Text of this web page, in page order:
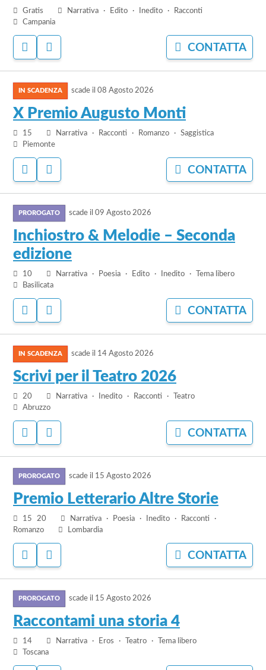
Gratis Narrativa Edito Inedito
Racconti
Campania
ACCEDI
PER
AGGIUNGERE
AI
PREFERITI
PER
NASCONDERE
IL
BANDO
CONTATTA
TROISI
MIGLIORE
COMICA
scade il 08 Agosto 2026
X Premio Augusto Monti
15 Narrativa Racconti Romanzo
Saggistica
Piemonte
ACCEDI
PER
AGGIUNGERE
AI
PREFERITI
PER
NASCONDERE
IL
BANDO
CONTATTA
bando
Premio
Augusto
Monti
scade il 09 Agosto 2026
Inchiostro & Melodie – Seconda
edizione
10 Narrativa Poesia Edito Inedito
Tema libero
Basilicata
ACCEDI
PER
AGGIUNGERE
AI
PREFERITI
PER
NASCONDERE
IL
BANDO
CONTATTA
bando
Inchiostro
Melodie
Seconda
edizione
scade il 14 Agosto 2026
Scrivi per il Teatro 2026
20 Narrativa Inedito Racconti
Teatro
Abruzzo
ACCEDI
PER
AGGIUNGERE
AI
PREFERITI
PER
NASCONDERE
IL
BANDO
CONTATTA
bando
Scrivi
Teatro
2026
scade il 15 Agosto 2026
Premio Letterario Altre Storie
15 20 Narrativa Poesia Inedito
Racconti
Romanzo
Lombardia
ACCEDI
PER
AGGIUNGERE
AI
PREFERITI
PER
NASCONDERE
IL
BANDO
CONTATTA
bando
Premio
Letterario
Altre
Storie
scade il 15 Agosto 2026
Raccontami una storia 4
14 Narrativa Eros Teatro
Tema libero
Toscana
bando
Raccontami
una
storia